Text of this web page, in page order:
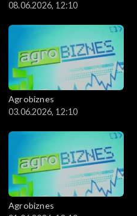
08.06.2026, 12:10
Agrobiznes
03.06.2026, 12:10
Agrobiznes